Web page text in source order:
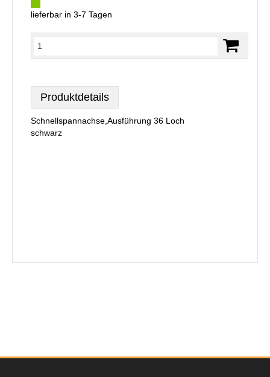
lieferbar in 3-7 Tagen
Produktdetails
Schnellspannachse,Ausführung 36 Loch
schwarz